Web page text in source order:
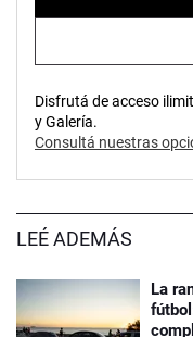
Disfrutá de acceso
y Galería.
Consultá nuestras
LEÉ ADEMÁS
La